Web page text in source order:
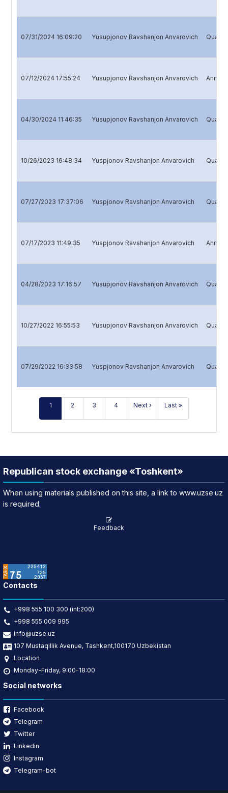
07/31/2024 16:09:20 Yusupjonov Ravshanjon Anvarovich
07/12/2024 17:55:24 Yusupjonov Ravshanjon Anvarovich
04/30/2024 11:46:35 Yusupjonov Ravshanjon Anvarovich
10/26/2023 16:48:34 Yuspjonov Ravshanjon Anvarovich
07/27/2023 17:37:06 Yuspjonov Ravshanjon Anvarovich
07/17/2023 11:49:35 Yuspjonov Ravshanjon Anvarovich
04/28/2023 17:16:57 Yusupjonov Ravshanjon Anvarovich
10/27/2022 16:55:53 Yusupjonov Ravshanjon Anvarovich
07/29/2022 16:33:58 Yuspjonov Ravshanjon Anvarovich
1 2 3 4 Next › Last »
Republican stock exchange «Toshkent»
When using materials published on this site, a link to www.uzse.uz
is required.
Feedback
Contacts
+998 555 100 300 (int:200)
+998 555 009 995
info@uzse.uz
107 Mustaqillik Avenue, Tashkent,100170 Uzbekistan
Location
Monday-Friday, 9:00-18:00
Social networks
Facebook
Telegram
Twitter
Linkedin
Instagram
Telegram-bot